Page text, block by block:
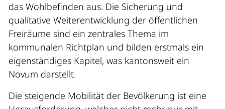
das Wohlbefinden aus. Die Sicherung und
qualitative Weiterentwicklung der öffentlichen
Freiräume sind ein zentrales Thema im
kommunalen Richtplan und bilden erstmals ein
eigenständiges Kapitel, was kantonsweit ein
Novum darstellt.
Die steigende Mobilität der Bevölkerung ist eine